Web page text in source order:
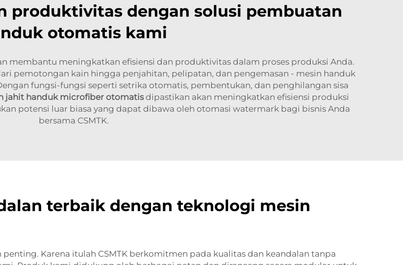
produktivitas dengan solusi pembuatan
otomatis kami
membantu meningkatkan efisiensi dan produktivitas dalam proses produksi Anda.
pemotongan kain hingga penjahitan, pelipatan, dan pengemasan - mesin handuk
fungsi-fungsi seperti setrika otomatis, pembentukan, dan penghilangan sisa
jahit handuk microfiber otomatisdipastikan akan meningkatkan efisiensi produksi
potensi luar biasa yang dapat dibawa oleh otomasi watermark bagi bisnis Anda
bersama CSMTK.
terbaik dengan teknologi mesin
Karena itulah CSMTK berkomitmen pada kualitas dan keandalan tanpa